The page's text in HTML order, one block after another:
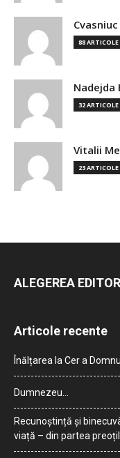
88 ARTICOLE
Nadejda
32 ARTICOLE
Vitalii
23 ARTICOLE
ALEGEREA
Articole recente
Înălțarea la Cer a
Dumnezeu…
Recunoștință și
viață – din partea